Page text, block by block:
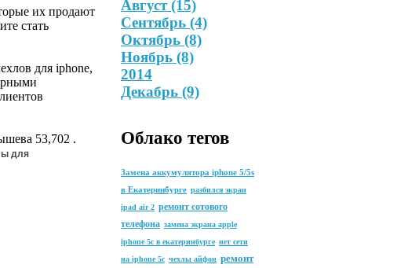
их продают
стать
для iphone,
53,702 .
для
Август (15)
Сентябрь (4)
Октябрь (8)
Ноябрь (8)
2014
Декабрь (9)
Облако тегов
Замена аккумулятора iphone 5/5s
в Екатеринбурге разбился экран
ipad air 2 ремонт сотового
телефона замена экрана apple
iphone 5c в екатеринбурге нет сети
на iphone 5c чехлы айфон ремонт